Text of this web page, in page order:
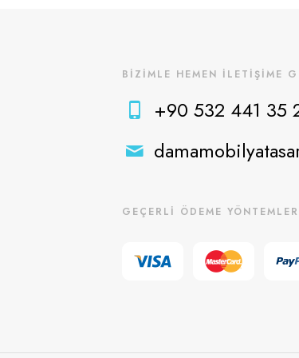
BİZİMLE HEMEN İLETİŞİME
+90 532 441 35
GEÇERLİ ÖDEME